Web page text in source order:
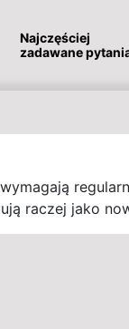
Najczęściej
zadawane
raczej jako